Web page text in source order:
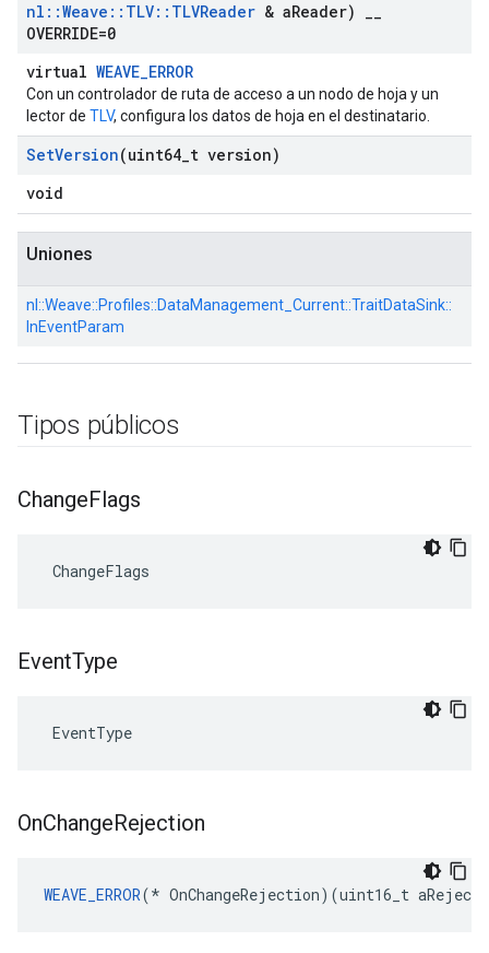
nl ::Weave :: TLV:: TLVReader & aReader)
OVERRIDE=0
virtual WEAVE_ERROR
Con un controlador de ruta de acceso a un nodo de hoja y un
lector de TLV, configura los datos de hoja en el destinatario.
SetVersion(uint64 t version)
void
Uniones
nl::Weave::Profiles::DataManagement_Current::TraitDataSink::
InEventParam
Tipos públicos
ChangeFlags
ChangeFlags
EventType
EventType
OnChangeRejection
WEAVE_ERROR(* OnChangeRejection)(uint16_t